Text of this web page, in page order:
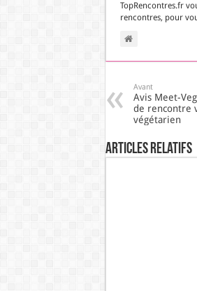
TopRencontres.fr
rencontres, pour
Avant
Avis Meet-
de rencontre
végétarien
Articles Relatifs